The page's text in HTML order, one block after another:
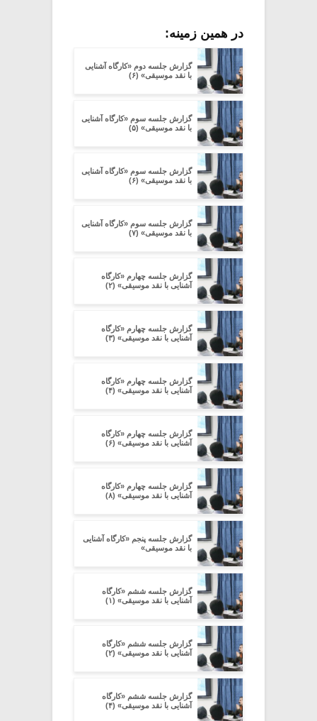
در همین زمینه:
گزارش جلسه دوم «کارگاه آشنایی
با نقد موسیقی» (۶)
گزارش جلسه سوم «کارگاه آشنایی
با نقد موسیقی» (۵)
گزارش جلسه سوم «کارگاه آشنایی
با نقد موسیقی» (۶)
گزارش جلسه سوم «کارگاه آشنایی
با نقد موسیقی» (۷)
گزارش جلسه چهارم «کارگاه
آشنایی با نقد موسیقی» (۲)
گزارش جلسه چهارم «کارگاه
آشنایی با نقد موسیقی» (۳)
گزارش جلسه چهارم «کارگاه
آشنایی با نقد موسیقی» (۴)
گزارش جلسه چهارم «کارگاه
آشنایی با نقد موسیقی» (۶)
گزارش جلسه چهارم «کارگاه
آشنایی با نقد موسیقی» (۸)
گزارش جلسه پنجم «کارگاه آشنایی
با نقد موسیقی»
گزارش جلسه ششم «کارگاه
آشنایی با نقد موسیقی» (۱)
گزارش جلسه ششم «کارگاه
آشنایی با نقد موسیقی» (۲)
گزارش جلسه ششم «کارگاه
آشنایی با نقد موسیقی» (۴)